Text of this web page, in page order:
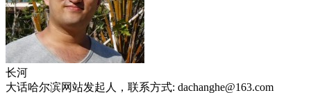
长河
大话哈尔滨网站发起人，联系方式: dachanghe@163.com